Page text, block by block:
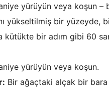
yürüyün veya koşun –
yükseltilmiş bir yüzeyde,
bir adım gibi 60
yürüyün veya koşun.
Bir ağaçtaki alçak bir